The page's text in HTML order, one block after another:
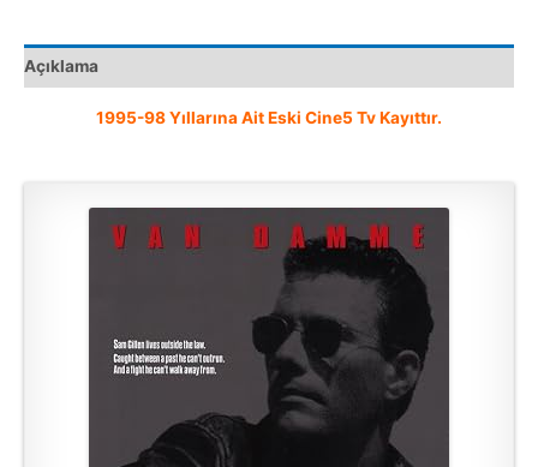
Kaset
Film
Açıklama
1995-98 Yıllarına Ait Eski Cine5 Tv Kayıttır.